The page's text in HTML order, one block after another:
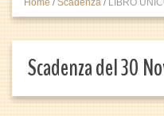
Home / Scadenza / LIBRO
Scadenza del 30